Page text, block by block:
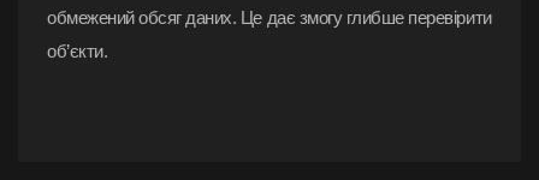
обмежений обсяг даних. Це дає змогу глибше перевірити
об’єкти.